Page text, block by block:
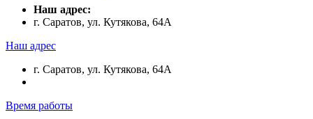
Наш адрес:
г. Саратов, ул. Кутякова, 64А
Наш адрес
г. Саратов, ул. Кутякова, 64А
Время работы